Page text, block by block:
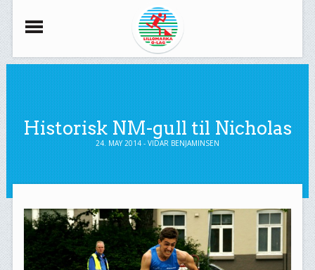
Historisk NM-gull til Nicholas
24. MAY 2014 - VIDAR BENJAMINSEN